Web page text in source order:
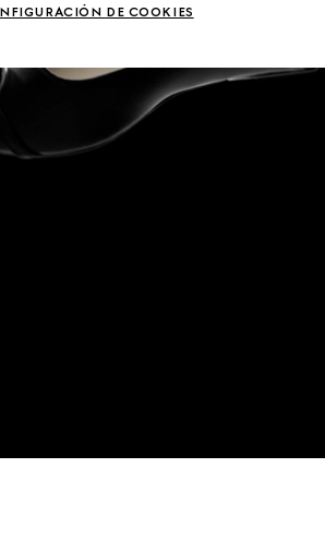
DE COOKIES